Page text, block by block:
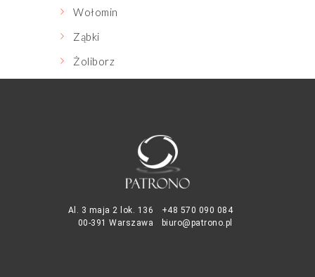
Wołomin
Ząbki
Żoliborz
+48 570 090 084
biuro@patrono.pl
Al. 3 maja 2 lok. 136
00-391 Warszawa